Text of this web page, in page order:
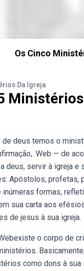
Os Cinco
Da Igreja
deus temos o
Web — de
deus, servir à igreja
Apóstolos, profetas,
formas,
sua carta aos
de jesus à sua igreja.
o corpo de
como dons à